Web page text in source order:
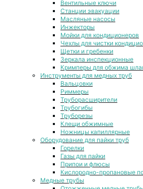
Вентильные ключи
Станции эвакуации
Масляные насосы
Инжекторы
Мойки для кондиционеров
Чехлы для чистки
Щетки и гребенки
Зеркала инспекционные
Кримперы для обжима
Инструменты для медных труб
Вальцовки
Риммеры
Труборасширители
Трубогибы
Труборезы
Клещи обжимные
Ножницы капиллярные
Оборудование для пайки труб
Горелки
Газы для пайки
Припои и флюсы
Кислородно-пропановые
Медные трубы